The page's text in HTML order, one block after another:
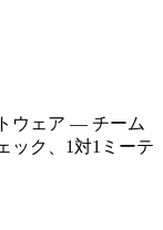
ウェア — チーム
ック、1対1ミーテ